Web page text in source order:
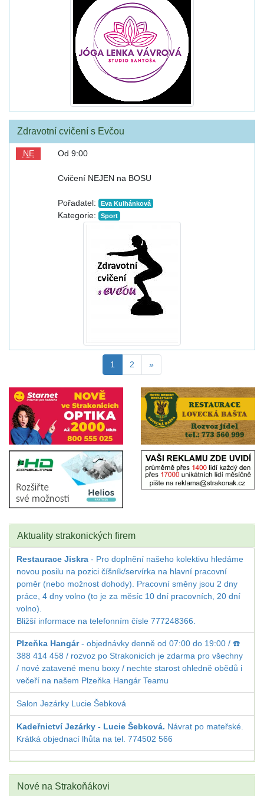
Zdravotní cvičení s Evčou
NE Od 9:00
Cvičení NEJEN na BOSU
Pořadatel: Eva Kulhánková
Kategorie: Sport
1 2 »
Aktuality strakonických firem
Restaurace Jiskra - Pro doplnění našeho kolektivu hledáme
novou posilu na pozici číšník/servírka na hlavní pracovní
poměr (nebo možnost dohody). Pracovní směny jsou 2 dny
práce, 4 dny volno (to je za měsíc 10 dní pracovních, 20 dní
volno).
Bližší informace na telefonním čísle 777248366.
Plzeňka Hangár- objednávky denně od 07:00 do 19:00 / ☎️
388 414 458 / rozvoz po Strakonicích je zdarma pro všechny
/ nové zatavené menu boxy / nechte starost ohledně obědů i
večeří na našem Plzeňka Hangár Teamu
Salon Jezárky Lucie Šebková
Kadeřnictví Jezárky - Lucie Šebková. Návrat po mateřské.
Krátká objednací lhůta na tel. 774502 566
Nové na Strakoňákovi